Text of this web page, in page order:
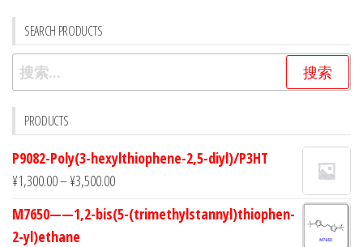
SEARCH PRODUCTS
搜
索：
PRODUCTS
P9082-Poly(3-hexylthiophene-2,5-diyl)/P3HT
¥1,300.00–¥3,500.00
M7650——1,2-bis(5-(trimethylstannyl)thiophen-
2-yl)ethane